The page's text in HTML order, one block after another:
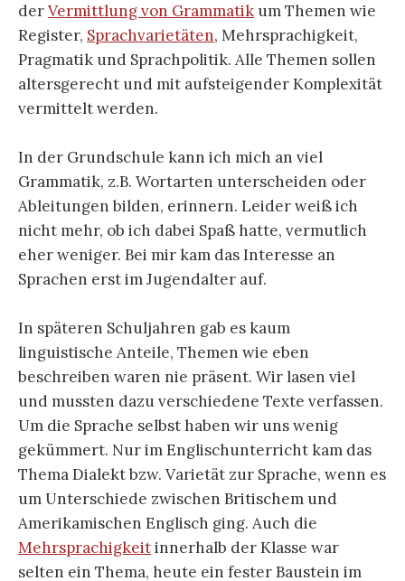
derVermittlung von Grammatik um Themen wie
Register, Sprachvarietäten, Mehrsprachigkeit,
Pragmatik und Sprachpolitik. Alle Themen sollen
altersgerecht und mit aufsteigender Komplexität
vermittelt werden.
In der Grundschule kann ich mich an viel
Grammatik, z.B. Wortarten unterscheiden oder
Ableitungen bilden, erinnern. Leider weiß ich
nicht mehr, ob ich dabei Spaß hatte, vermutlich
eher weniger. Bei mir kam das Interesse an
Sprachen erst im Jugendalter auf.
In späteren Schuljahren gab es kaum
linguistische Anteile, Themen wie eben
beschreiben waren nie präsent. Wir lasen viel
und mussten dazu verschiedene Texte verfassen.
Um die Sprache selbst haben wir uns wenig
gekümmert. Nur im Englischunterricht kam das
Thema Dialekt bzw. Varietät zur Sprache, wenn es
um Unterschiede zwischen Britischem und
Amerikamischen Englisch ging. Auch die
Mehrsprachigkeitinnerhalb der Klasse war
selten ein Thema, heute ein fester Baustein im